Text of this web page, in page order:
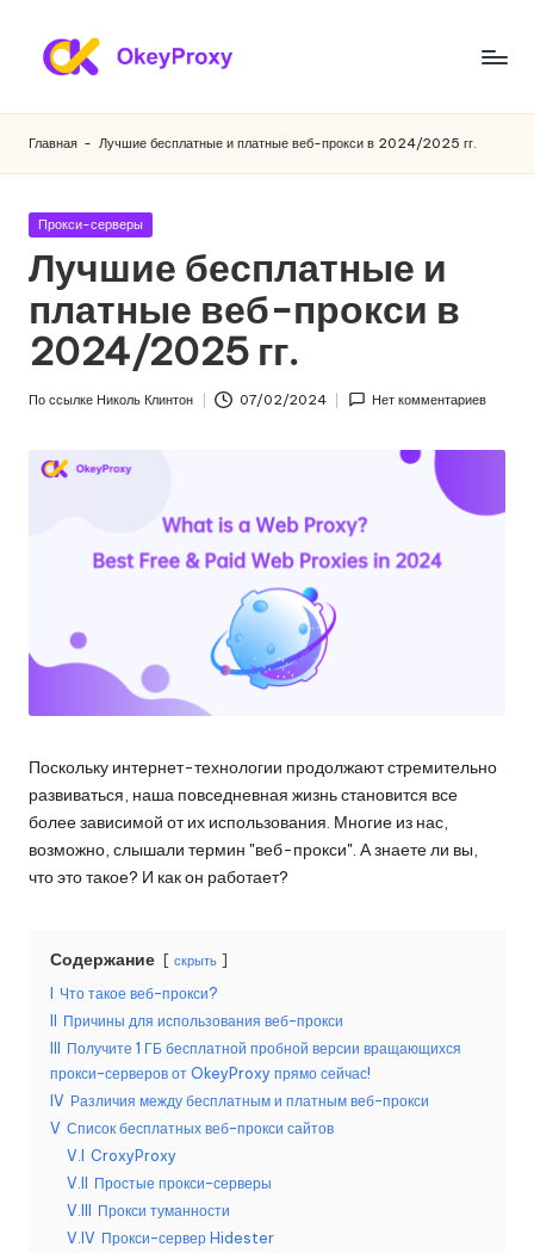
Перейти
Ж
и
л
ы
е
п
р
о
с
я
ю
б
ы
х
н
ж
д
б
жилые
HTTP(S)/SOCKS5,
бесплатные
пробные
веб-
прокси,
учебники
настройке
скраппинг
веб-
Главная - Лучшие бесплатные и платные веб-прокси в 2024/2025 гг.
Опубликовано
Прокси-серверы
Лучшие бесплатные и
платные веб-прокси в
2024/2025 гг.
По ссылке Николь Клинтон 07/02/2024 Нет комментариев
Поскольку интернет-технологии продолжают стремительно
развиваться, наша повседневная жизнь становится все
более зависимой от их использования. Многие из нас,
возможно, слышали термин "веб-прокси". А знаете ли вы,
что это такое? И как он работает?
Содержание скрыть
Что такое веб-прокси?
Причины для использования веб-прокси
Получите 1 ГБ бесплатной пробной версии вращающихся
прокси-серверов от OkeyProxy прямо сейчас!
IV Различия между бесплатным и платным веб-прокси
V Список бесплатных веб-прокси сайтов
V.I CroxyProxy
V.II
Простые прокси-серверы
V.III
Прокси туманности
V.IV Прокси-сервер Hidester